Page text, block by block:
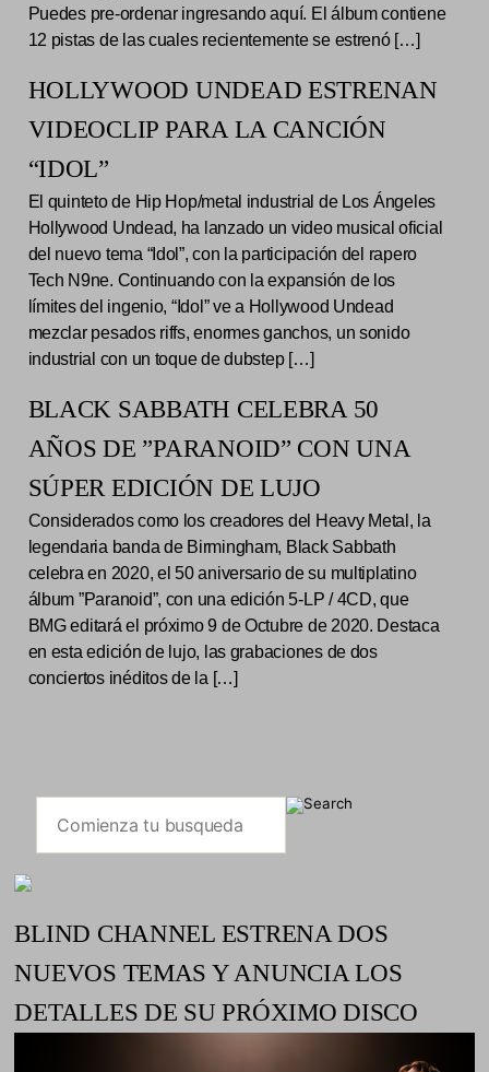
Puedes pre-ordenar ingresando aquí. El álbum contiene
12 pistas de las cuales recientemente se estrenó […]
HOLLYWOOD UNDEAD ESTRENAN
VIDEOCLIP PARA LA CANCIÓN
“IDOL”
El quinteto de Hip Hop/metal industrial de Los Ángeles
Hollywood Undead, ha lanzado un video musical oficial
del nuevo tema “Idol”, con la participación del rapero
Tech N9ne. Continuando con la expansión de los
límites del ingenio, “Idol” ve a Hollywood Undead
mezclar pesados riffs, enormes ganchos, un sonido
industrial con un toque de dubstep […]
BLACK SABBATH CELEBRA 50
AÑOS DE ”PARANOID” CON UNA
SÚPER EDICIÓN DE LUJO
Considerados como los creadores del Heavy Metal, la
legendaria banda de Birmingham, Black Sabbath
celebra en 2020, el 50 aniversario de su multiplatino
álbum ”Paranoid”, con una edición 5-LP / 4CD, que
BMG editará el próximo 9 de Octubre de 2020. Destaca
en esta edición de lujo, las grabaciones de dos
conciertos inéditos de la […]
BLIND CHANNEL ESTRENA DOS
NUEVOS TEMAS Y ANUNCIA LOS
DETALLES DE SU PRÓXIMO DISCO